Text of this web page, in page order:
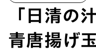
「日清の
青唐揚げ